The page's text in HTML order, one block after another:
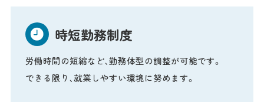
時短勤務制度
労働時間の短縮など、勤務体型の調整が可能です。
できる限り、就業しやすい環境に努めます。